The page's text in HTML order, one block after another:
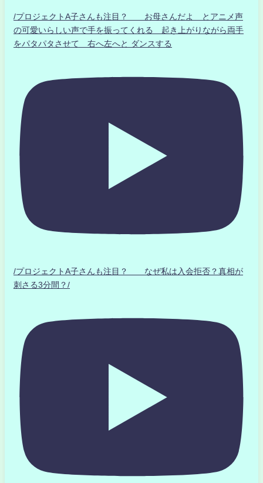
/プロジェクトA子さんも注目？ お母さんだよ とアニメ声
の可愛いらしい声で手を振ってくれる 起き上がりながら両手
をパタパタさせて 右へ左へと ダンスする
/プロジェクトA子さんも注目？ なぜ私は入会拒否？真相が
刺さる3分間？/